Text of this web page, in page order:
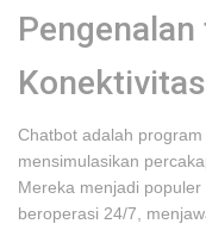
Chatbot adalah
mensimulasikan
Mereka menjadi
beroperasi 24/7,